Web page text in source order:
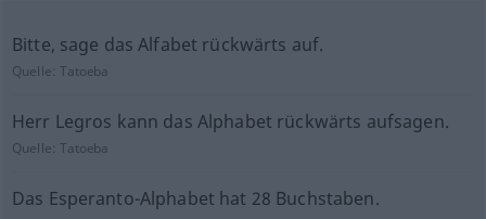
Bitte, sage das Alfabet rückwärts auf.
Quelle:Tatoeba
Herr Legros kann das Alphabet rückwärts aufsagen.
Quelle:Tatoeba
Das Esperanto-Alphabet hat 28 Buchstaben.